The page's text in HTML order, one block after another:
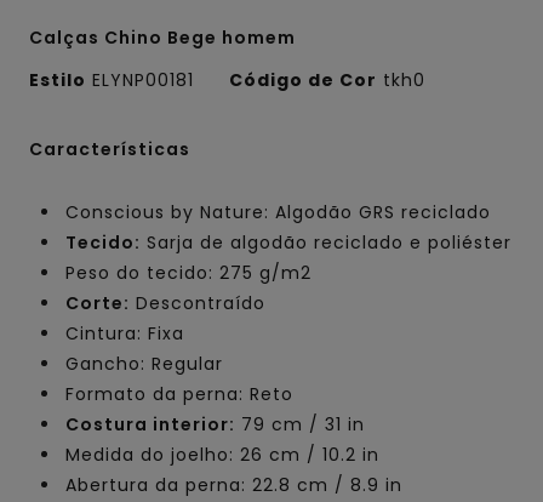
Calças Chino Bege homem
Estilo ELYNP00181 Código de Cor tkh0
Características
Conscious by Nature: Algodão GRS reciclado
Tecido: Sarja de algodão reciclado e poliéster
Peso do tecido: 275 g/m2
Corte: Descontraído
Cintura: Fixa
Gancho: Regular
Formato da perna: Reto
Costura interior: 79 cm / 31 in
Medida do joelho: 26 cm / 10.2 in
Abertura da perna: 22.8 cm / 8.9 in